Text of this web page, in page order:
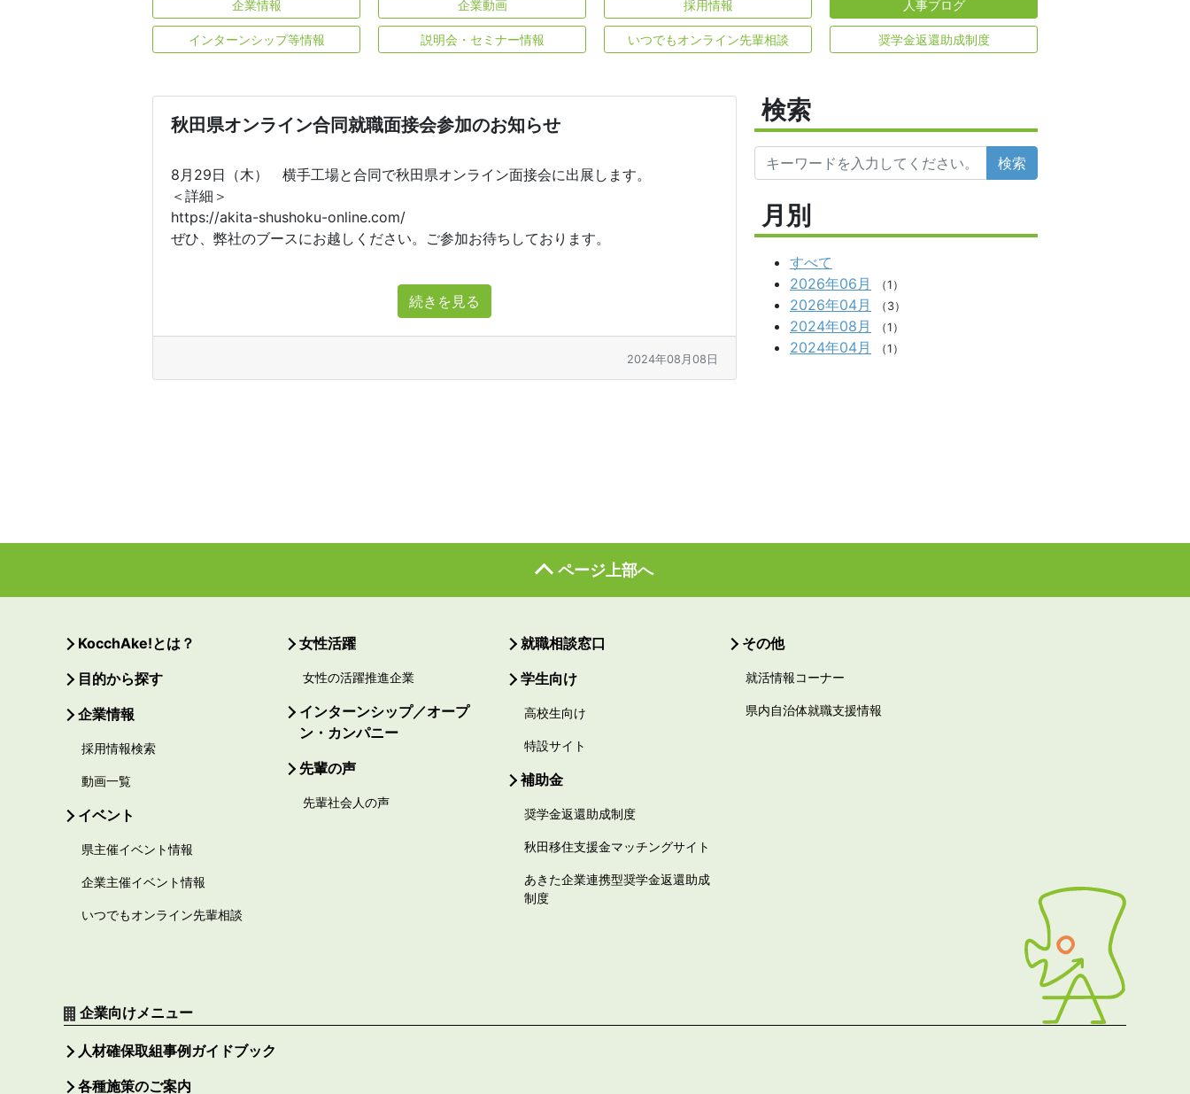
企業情報 企業動画 採用情報 人事ブログ
インターンシップ等情報 説明会・セミナー情報 いつでもオンライン先輩相談 奨学金返還助成制度
秋田県オンライン合同就職面接会参加のお知らせ
8月29日（木） 横手工場と合同で秋田県オンライン面接会に出展します。
＜詳細＞
https://akita-shushoku-online.com/
ぜひ、弊社のブースにお越しください。ご参加お待ちしております。
続きを見る
2024年08月08日
検索
検索
月別
すべて
2026年06月
（1）
2026年04月 （3）
2024年08月 （1）
2024年04月 （1）
ページ上部へ
KocchAke!とは？
目的から探す
企業情報
採用情報検索
動画一覧
イベント
県主催イベント情報
企業主催イベント情報
いつでもオンライン先輩相談
女性活躍
女性の活躍推進企業
インターンシップ／オープ
ン・カンパニー
先輩の声
先輩社会人の声
就職相談窓口
学生向け
高校生向け
特設サイト
補助金
奨学金返還助成制度
秋田移住支援金マッチングサイト
あきた企業連携型奨学金返還助成
制度
その他
就活情報コーナー
県内自治体就職支援情報
企業向けメニュー
人材確保取組事例ガイドブック
各種施策のご案内